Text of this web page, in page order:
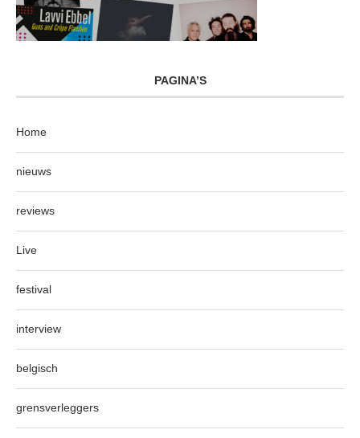
PAGINA’S
Home
nieuws
reviews
Live
festival
interview
belgisch
grensverleggers